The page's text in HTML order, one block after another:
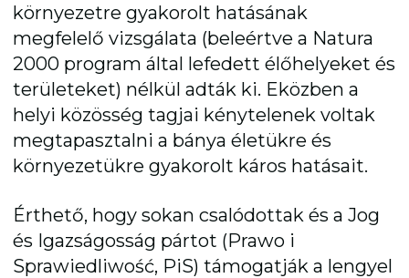
környezetre gyakorolt hatásának
megfelelő vizsgálata (beleértve a Natura
2000 program által lefedett élőhelyeket és
területeket) nélkül adták ki. Eközben a
helyi közösség tagjai kénytelenek voltak
megtapasztalni a bánya életükre és
környezetükre gyakorolt káros hatásait.
Érthető, hogy sokan csalódottak és a Jog
és Igazságosság pártot (Prawo i
Sprawiedliwość, PiS) támogatják a lengyel